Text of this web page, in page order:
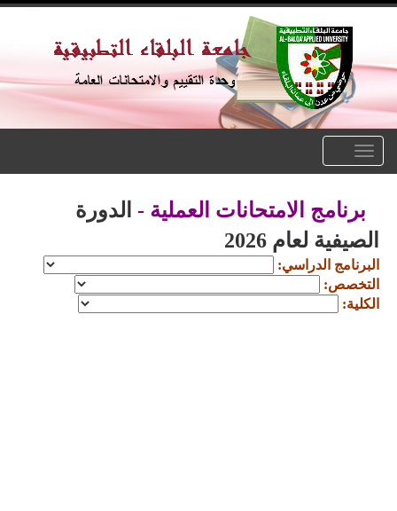
navigation
برنامج الامتحانات العملية - الدورة
الصيفية لعام 2026
البرنامج الدراسي:
التخصص:
الكلية: